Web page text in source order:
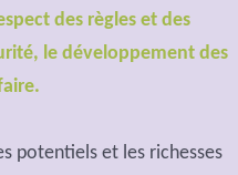
des règles et des
le développement des
potentiels et les richesses